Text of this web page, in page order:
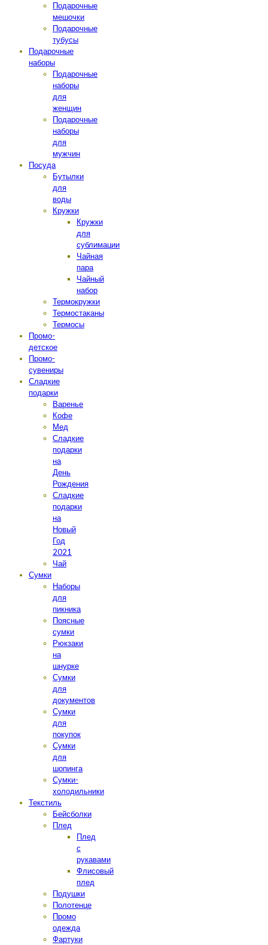
Подарочные
мешочки
Подарочные
тубусы
Подарочные
наборы
Подарочные
наборы
для
женщин
Подарочные
наборы
для
мужчин
Посуда
Бутылки
для
воды
Кружки
Кружки
для
сублимации
Чайная
пара
Чайный
набор
Термокружки
Термостаканы
Термосы
Промо-
детское
Промо-
сувениры
Сладкие
подарки
Варенье
Кофе
Мед
Сладкие
подарки
на
День
Рождения
Сладкие
подарки
на
Новый
Год
2021
Чай
Сумки
Наборы
для
пикника
Поясные
сумки
Рюкзаки
на
шнурке
Сумки
для
документов
Сумки
для
покупок
Сумки
для
шопинга
Сумки-
холодильники
Текстиль
Бейсболки
Плед
Плед
с
рукавами
Флисовый
плед
Подушки
Полотенце
Промо
одежда
Фартуки